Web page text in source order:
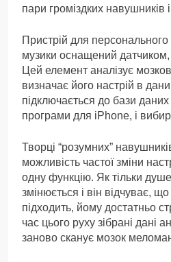
пари громіздких навушників
Пристрій для
музики оснащений
Цей елемент аналізує
визначає його настрій в
підключається до бази
програми для iPhone, і
Творці “розумних”
можливість частої зміни
одну функцію. Як тільки
змінюється і він відчуває,
підходить, йому достатньо
час цього руху зібрані дані
заново сканує мозок